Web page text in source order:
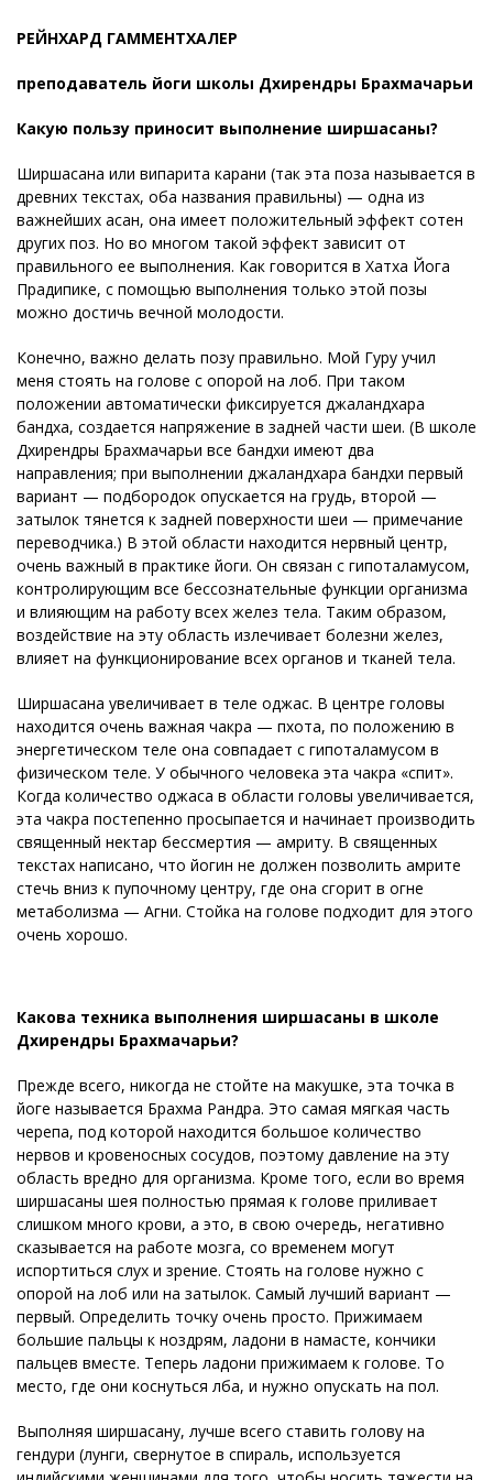
РЕЙНХАРД ГАММЕНТХАЛЕР
преподаватель йоги школы Дхирендры Брахмачарьи
Какую пользу приносит выполнение ширшасаны?
Ширшасана или випарита карани (так эта поза называется в
древних текстах, оба названия правильны) — одна из
важнейших асан, она имеет положительный эффект сотен
других поз. Но во многом такой эффект зависит от
правильного ее выполнения. Как говорится в Хатха Йога
Прадипике, с помощью выполнения только этой позы
можно достичь вечной молодости.
Конечно, важно делать позу правильно. Мой Гуру учил
меня стоять на голове с опорой на лоб. При таком
положении автоматически фиксируется джаландхара
бандха, создается напряжение в задней части шеи. (В школе
Дхирендры Брахмачарьи все бандхи имеют два
направления; при выполнении джаландхара бандхи первый
вариант — подбородок опускается на грудь, второй —
затылок тянется к задней поверхности шеи — примечание
переводчика.) В этой области находится нервный центр,
очень важный в практике йоги. Он связан с гипоталамусом,
контролирующим все бессознательные функции организма
и влияющим на работу всех желез тела. Таким образом,
воздействие на эту область излечивает болезни желез,
влияет на функционирование всех органов и тканей тела.
Ширшасана увеличивает в теле оджас. В центре головы
находится очень важная чакра — пхота, по положению в
энергетическом теле она совпадает с гипоталамусом в
физическом теле. У обычного человека эта чакра «спит».
Когда количество оджаса в области головы увеличивается,
эта чакра постепенно просыпается и начинает производить
священный нектар бессмертия — амриту. В священных
текстах написано, что йогин не должен позволить амрите
стечь вниз к пупочному центру, где она сгорит в огне
метаболизма — Агни. Стойка на голове подходит для этого
очень хорошо.
Какова техника выполнения ширшасаны в школе
Дхирендры Брахмачарьи?
Прежде всего, никогда не стойте на макушке, эта точка в
йоге называется Брахма Рандра. Это самая мягкая часть
черепа, под которой находится большое количество
нервов и кровеносных сосудов, поэтому давление на эту
область вредно для организма. Кроме того, если во время
ширшасаны шея полностью прямая к голове приливает
слишком много крови, а это, в свою очередь, негативно
сказывается на работе мозга, со временем могут
испортиться слух и зрение. Стоять на голове нужно с
опорой на лоб или на затылок. Самый лучший вариант —
первый. Определить точку очень просто. Прижимаем
большие пальцы к ноздрям, ладони в намасте, кончики
пальцев вместе. Теперь ладони прижимаем к голове. То
место, где они коснуться лба, и нужно опускать на пол.
Выполняя ширшасану, лучше всего ставить голову на
гендури (лунги, свернутое в спираль, используется